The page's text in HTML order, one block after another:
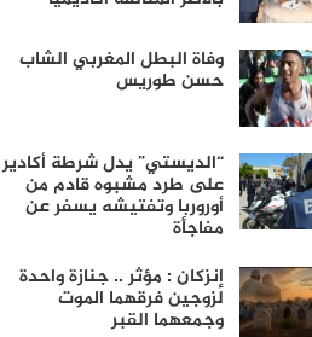
وفاة البطل المغربي الشاب
حسن طوريس
“الديستي” يدل شرطة أكادير
على طرد مشبوه قادم من
أوروربا وتفتيشه يسفر عن
مفاجأة
إنزكان : مؤثر .. جنازة واحدة
لزوجين فرقهما الموت
وجمعهما القبر